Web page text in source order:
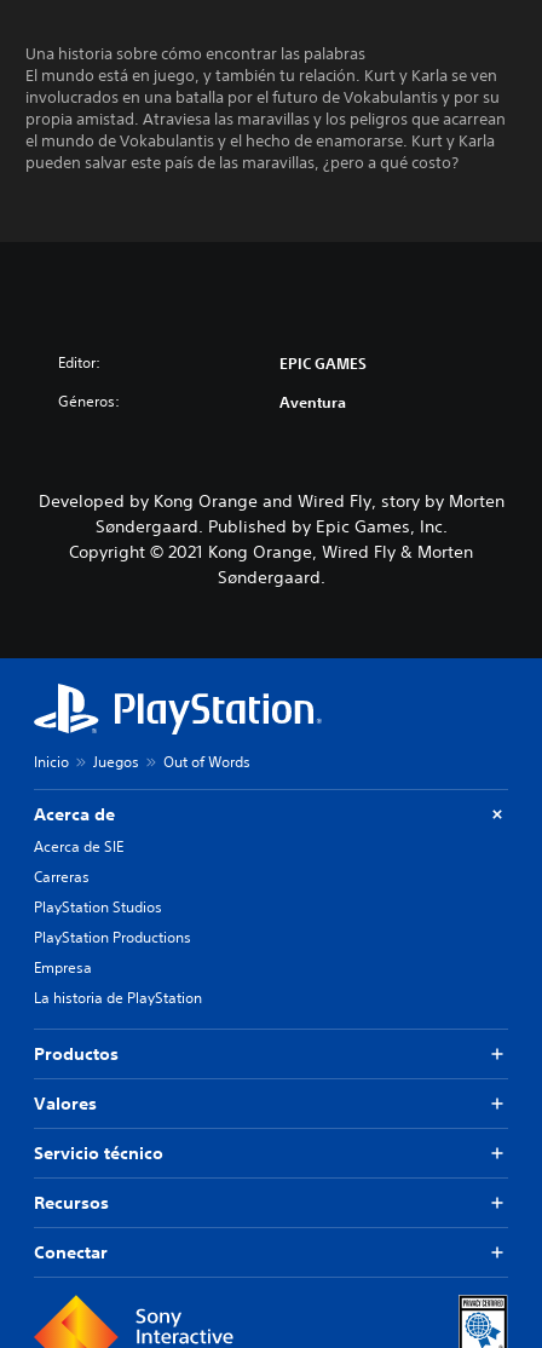
Una historia sobre cómo encontrar las palabras
El mundo está en juego, y también tu relación. Kurt y Karla se ven
involucrados en una batalla por el futuro de Vokabulantis y por su
propia amistad. Atraviesa las maravillas y los peligros que acarrean
el mundo de Vokabulantis y el hecho de enamorarse. Kurt y Karla
pueden salvar este país de las maravillas, ¿pero a qué costo?
Editor: EPIC GAMES
Géneros: Aventura
Developed by Kong Orange and Wired Fly, story by Morten
Søndergaard. Published by Epic Games, Inc.
Copyright © 2021 Kong Orange, Wired Fly & Morten
Søndergaard.
Inicio Juegos Out of Words
Acerca de
Acerca de SIE
Carreras
PlayStation Studios
PlayStation Productions
Empresa
La historia de PlayStation
Productos
Valores
Servicio técnico
Recursos
Conectar